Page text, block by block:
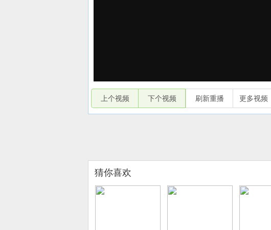
上个视频 下个视频 刷新重播 更多视频
猜你喜欢